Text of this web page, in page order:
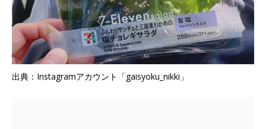
出典：Instagramアカウント「gaisyoku_nikki」